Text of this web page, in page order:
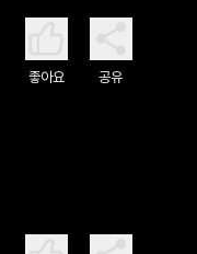
좋아요 공유